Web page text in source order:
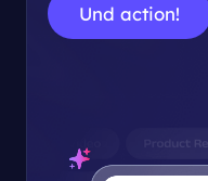
Und action!